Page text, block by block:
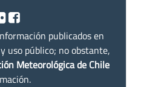
publicados en
uso público; no obstante,
Meteorológica de Chile